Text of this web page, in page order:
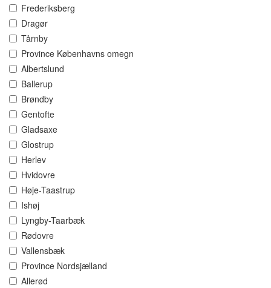
Frederiksberg
Dragør
Tårnby
Province Københavns omegn
Albertslund
Ballerup
Brøndby
Gentofte
Gladsaxe
Glostrup
Herlev
Hvidovre
Høje-Taastrup
Ishøj
Lyngby-Taarbæk
Rødovre
Vallensbæk
Province Nordsjælland
Allerød